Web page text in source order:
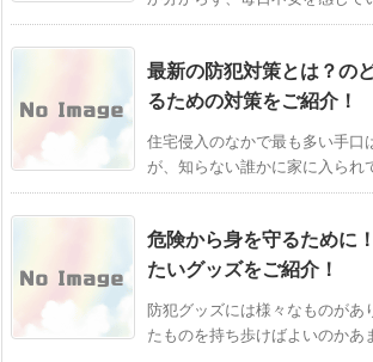
最新の防犯対策とは？の
るための対策をご紹介！
住宅侵入のなかで最も多い手口
が、知らない誰かに家に入られ
危険から身を守るために
たいグッズをご紹介！
防犯グッズには様々なものがあ
たものを持ち歩けばよいのかあ